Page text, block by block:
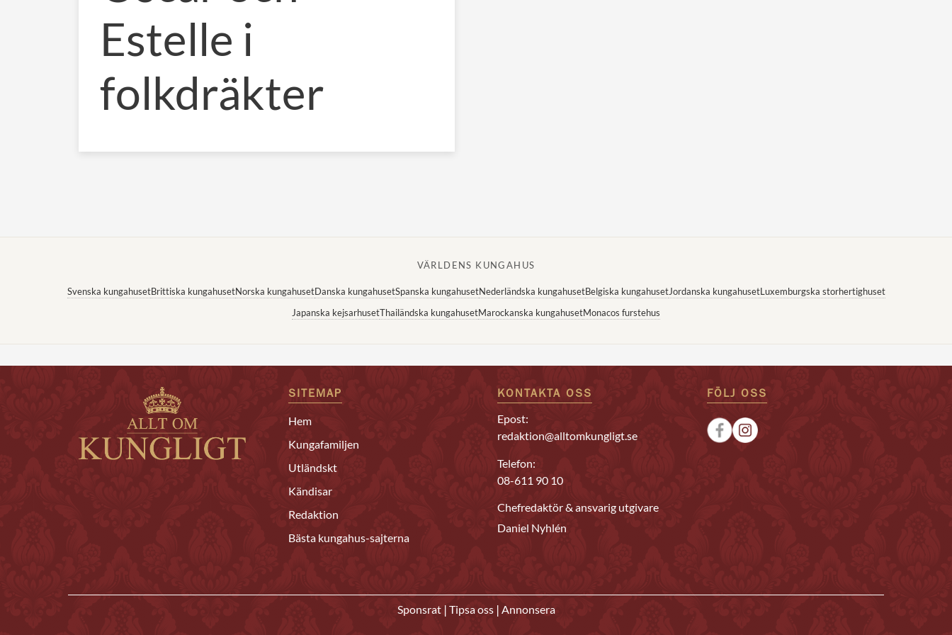
Estelle i
folkdräkter
VÄRLDENS KUNGAHUS
Svenska kungahusetBrittiska kungahusetNorska kungahusetDanska kungahusetSpanska kungahusetNederländska kungahusetBelgiska kungahusetJordanska kungahusetLuxemburgska storhertighuset
Japanska kejsarhusetThailändska kungahusetMarockanska kungahusetMonacos furstehus
SITEMAP
Hem
Kungafamiljen
Utländskt
Kändisar
Redaktion
Bästa kungahus-sajterna
KONTAKTA OSS
Epost:
redaktion@alltomkungligt.se
Telefon:
08-611 90 10
Chefredaktör & ansvarig utgivare
Daniel Nyhlén
FÖLJ OSS
Sponsrat | Tipsa oss | Annonsera